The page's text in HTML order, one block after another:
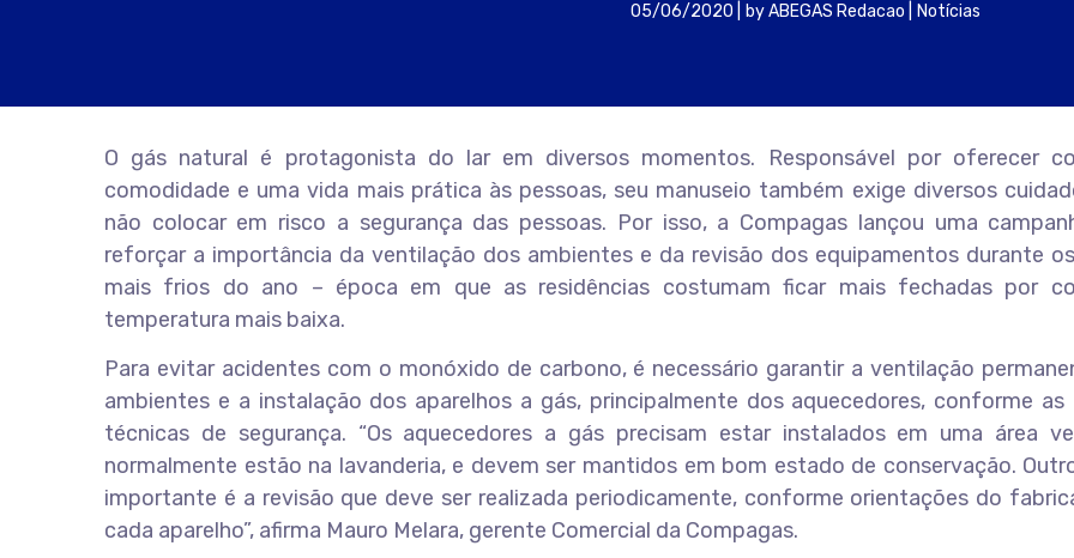
05/06/2020 byABEGAS Redacao Notícias
O gás natural é protagonista do lar em diversos momentos. Responsável por oferecer
comodidade e uma vida mais prática às pessoas, seu manuseio também exige diversos
não colocar em risco a segurança das pessoas. Por isso, a Compagas lançou uma
reforçar a importância da ventilação dos ambientes e da revisão dos equipamentos durante
mais frios do ano – época em que as residências costumam ficar mais fechadas por
temperatura mais baixa.
Para evitar acidentes com o monóxido de carbono, é necessário garantir a ventilação
ambientes e a instalação dos aparelhos a gás, principalmente dos aquecedores, conforme as
técnicas de segurança. “Os aquecedores a gás precisam estar instalados em uma área
normalmente estão na lavanderia, e devem ser mantidos em bom estado de conservação.
importante é a revisão que deve ser realizada periodicamente, conforme orientações do
cada aparelho”, afirma Mauro Melara, gerente Comercial da Compagas.